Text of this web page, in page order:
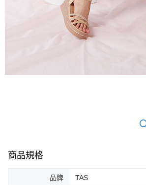
商品規格
品牌 TAS